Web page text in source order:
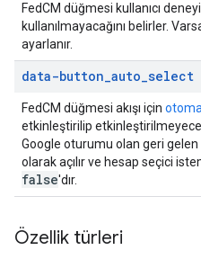
FedCM düğmesi kullanıcı
kullanılmayacağını belirler.
ayarlanır.
data-button_auto_select
FedCM düğmesi akışı için
etkinleştirilip
Google oturumu olan geri gelen
olarak açılır ve hesap seçici
false'dır.
Özellik türleri